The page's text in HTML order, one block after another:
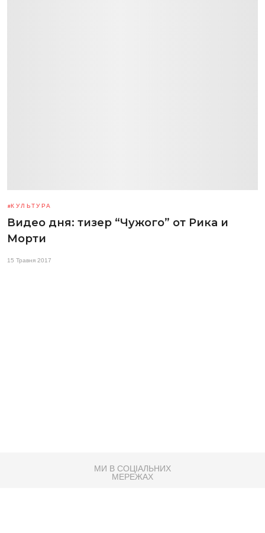
КУЛЬТУРА
Видео дня: тизер “Чужого” от Рика и
Морти
15 Травня 2017
МИ В СОЦІАЛЬНИХ
МЕРЕЖАХ